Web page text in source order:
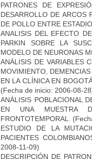
PATRONES DE
DESARROLLO DE ARCOS
DE POLLO ENTRE
ANALISIS DEL EFECTO
PARKIN SOBRE LA
MODELO DE NEURONAS
ANÁLISIS DE VARIABLES
MOVIMIENTO,
EN LA CLÍNICA EN
(Fecha de inicio: 2006-08-
ANÁLISIS POBLACIONAL
EN UNA MUESTRA
FRONTOTEMPORAL.
ESTUDIO DE LA
PACIENTES
2008-11-09)
DESCRIPCIÓN DE